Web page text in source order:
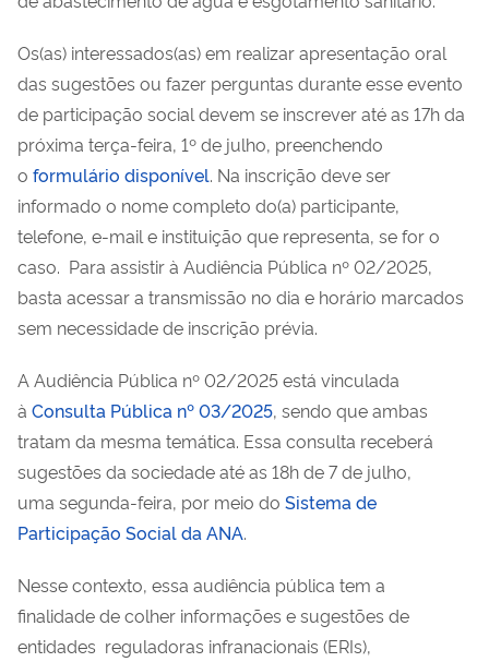
Os(as) interessados(as) em realizar apresentação oral
das sugestões ou fazer perguntas durante esse evento
de participação social devem se inscrever atéas 17h da
próxima terça-feira, 1º de julho, preenchendo
o formulário disponível. Na inscrição deve ser
informado o nome completo do(a) participante,
telefone, e-mail e instituição que representa, se for o
caso. Para assistir à Audiência Pública nº 02/2025,
basta acessar a transmissão no dia e horário marcados
sem necessidade de inscrição prévia.
A Audiência Pública nº 02/2025 está vinculada
à Consulta Pública nº 03/2025, sendo que ambas
tratam da mesma temática. Essa consulta receberá
sugestões da sociedade até as 18h de 7 de julho,
uma segunda-feira, por meio do Sistema de
Participação Social da ANA.
Nesse contexto, essa audiência pública tem a
finalidade de colher informações e sugestões de
entidades reguladoras infranacionais (ERIs),